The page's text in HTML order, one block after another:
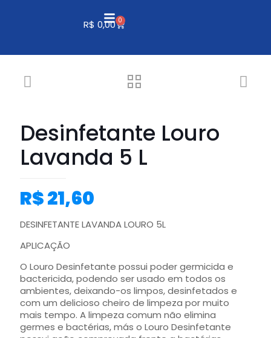
R$ 0,00 0
Desinfetante Louro
Lavanda 5 L
R$21,60
DESINFETANTE LAVANDA LOURO 5L
APLICAÇÃO
O Louro Desinfetante possui poder germicida e
bactericida, podendo ser usado em todos os
ambientes, deixando-os limpos, desinfetados e
com um delicioso cheiro de limpeza por muito
mais tempo. A limpeza comum não elimina
germes e bactérias, más o Louro Desinfetante